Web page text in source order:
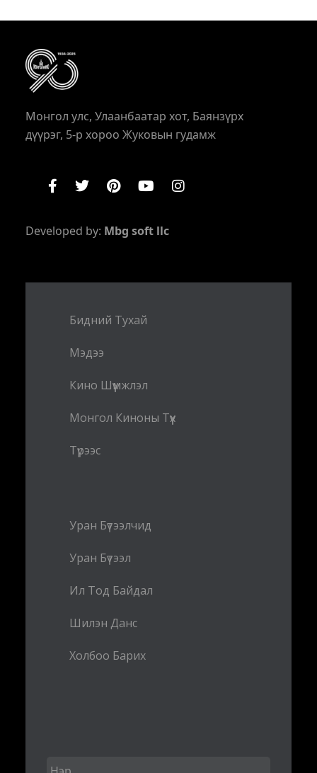
Монгол улс, Улаанбаатар хот, Баянзүрх
дүүрэг, 5-р хороо Жуковын гудамж
Developed by: Mbg soft llc
Бидний Тухай
Мэдээ
Кино Шүүмжлэл
Монгол Киноны Түүх
Түрээс
Уран Бүтээлчид
Уран Бүтээл
Ил Тод Байдал
Шилэн Данс
Холбоо Барих